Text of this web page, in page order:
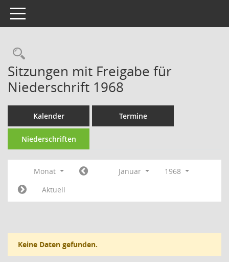
Toggle navigation
Rechercheauswahl
Sitzungen mit Freigabe für
Niederschrift 1968
Kalender Termine
Niederschriften
Monat Januar
1968
Aktuell
Keine Daten gefunden.